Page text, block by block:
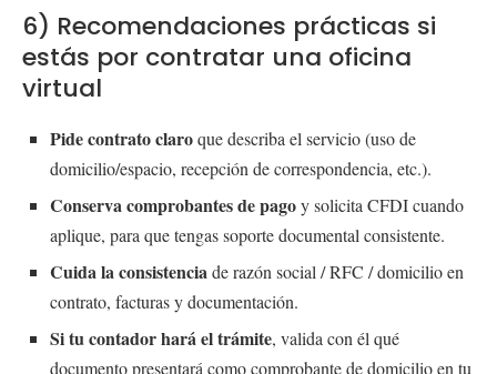
6) Recomendaciones prácticas si
estás por contratar una oficina
virtual
Pide contrato claroque describa el servicio (uso de
domicilio/espacio, recepción de correspondencia, etc.).
Conserva comprobantes de pagoy solicita CFDI cuando
aplique, para que tengas soporte documental consistente.
Cuida la consistenciade razón social / RFC / domicilio en
contrato, facturas y documentación.
Si tu contador hará el trámite, valida con él qué
documento presentará como comprobante de domicilio en tu